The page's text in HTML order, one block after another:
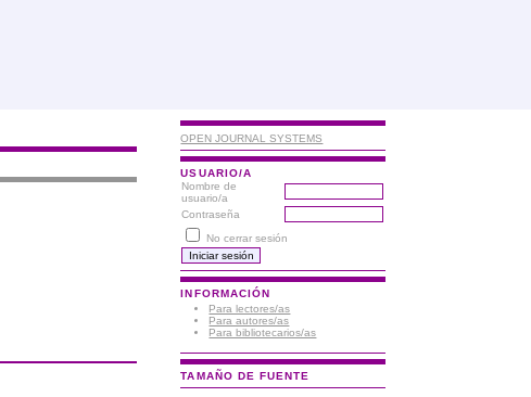
OPEN JOURNAL SYSTEMS
USUARIO/A
Nombre de
usuario/a
Contraseña
No cerrar sesión
INFORMACIÓN
Para lectores/as
Para autores/as
Para bibliotecarios/as
TAMAÑO DE FUENTE